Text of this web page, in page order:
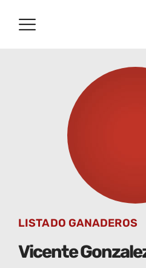
LISTADO GANADEROS
Vicente